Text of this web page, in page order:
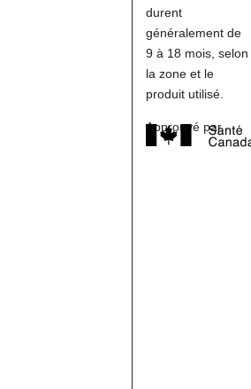
durent
généralement de
9 à 18 mois, selon
la zone et le
produit utilisé.
Approuvé par